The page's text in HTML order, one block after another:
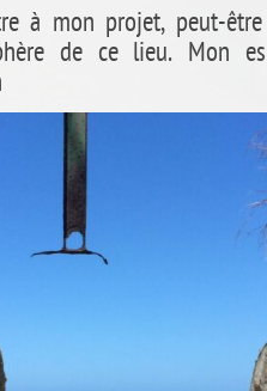
à mon projet, peut-
de ce lieu. Mon